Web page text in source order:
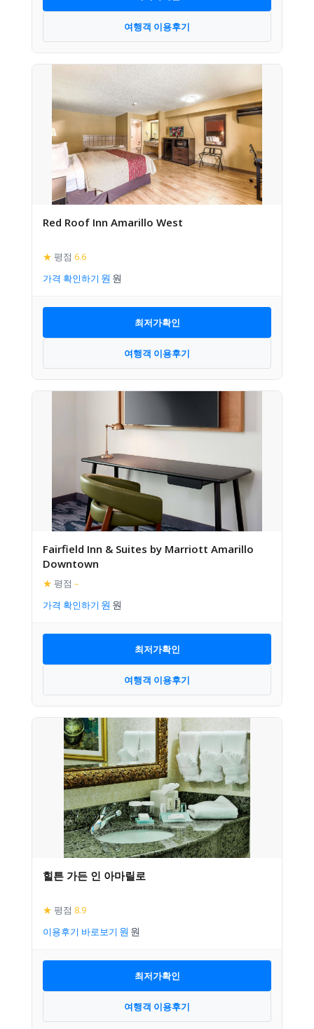
여행객 이용후기
Red Roof Inn Amarillo West
★ 평점 6.6
가격 확인하기
최저가확인
여행객 이용후기
Fairfield Inn & Suites by Marriott Amarillo
Downtown
★ 평점 –
가격 확인하기
최저가확인
여행객 이용후기
힐튼 가든 인 아마릴로
★ 평점 8.9
이용후기 바로보기
최저가확인
여행객 이용후기